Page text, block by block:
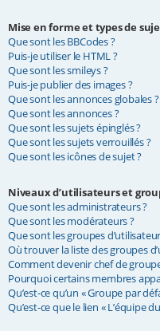
Mise en forme et types de
Que sont les BBCodes ?
Puis-je utiliser le HTML ?
Que sont les smileys ?
Puis-je publier des images ?
Que sont les annonces globales ?
Que sont les annonces ?
Que sont les sujets épinglés ?
Que sont les sujets verrouillés ?
Que sont les icônes de sujet ?
Niveaux d’utilisateurs et
Que sont les administrateurs ?
Que sont les modérateurs ?
Que sont les groupes
Où trouver la liste des groupes
Comment devenir chef de
Pourquoi certains membres
Qu’est-ce qu’un « Groupe par
Qu’est-ce que le lien « L’équipe